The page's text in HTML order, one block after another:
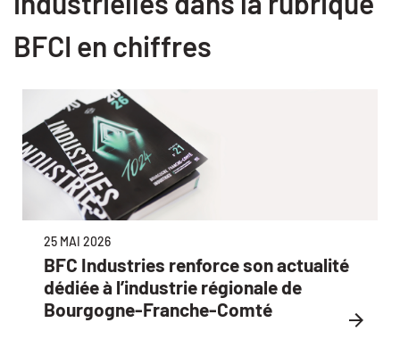
BFCI en chiffres
25 MAI 2026
BFC Industries renforce son actualité
dédiée à l’industrie régionale de
Bourgogne-Franche-Comté